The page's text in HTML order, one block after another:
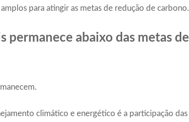
para atingir as metas de redução de carbono.
​​permanece abaixo das metas de
climático e energético é a participação das